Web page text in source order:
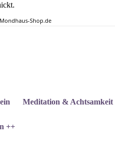
Mondhaus-Shop.de
Meditation & Achtsamkeit
++